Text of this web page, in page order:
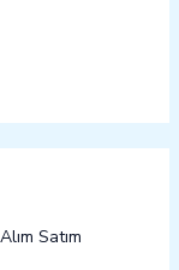
Satım